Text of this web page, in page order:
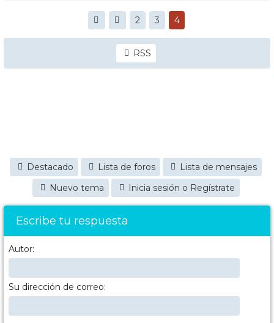
2 3 4
RSS
Destacado Lista de foros
Lista de mensajes
Nuevo tema
Inicia sesión o Regístrate
Escribe tu respuesta
Autor:
Su dirección de correo: